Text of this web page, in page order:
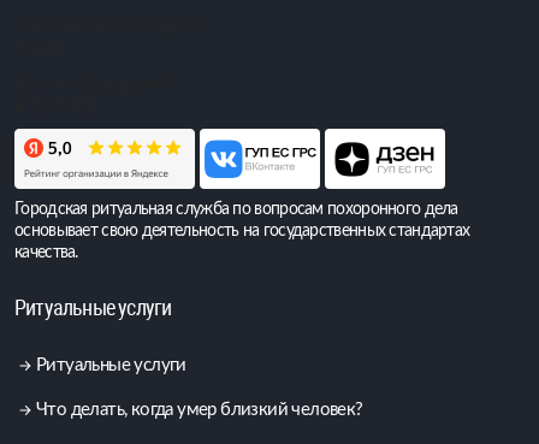
Городская ритуальная служба по вопросам похоронного дела
основывает свою деятельность на государственных стандартах
качества.
Ритуальные услуги
Ритуальные услуги
Что делать, когда умер близкий человек?